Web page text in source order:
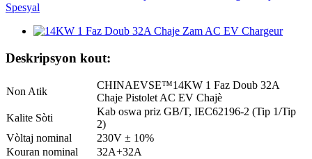
Deskripsyon kout:
Non Atik
CHINAEVSE™️14KW 1 Faz Doub 32A
Chaje Pistolet AC EV Chajè
Kalite Sòti
Kab oswa priz GB/T, IEC62196-2 (Tip 1/Tip
2)
Vòltaj nominal
230V ± 10%
Kouran nominal
32A+32A